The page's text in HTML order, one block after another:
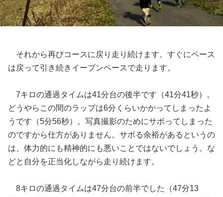
それから再びコースに戻り走り続けます。すぐにペース
は戻って引き続きイーブンペースで走ります。
7キロの通過タイムは41分台の後半です（41分41秒）。
どうやらこの間のラップは6分くらいかかってしまったよ
うです（5分56秒）。写真撮影のためにサボってしまった
のですから仕方がありません。サボる余裕があるというの
は、体力的にも精神的にも悪いことではないでしょう。な
どと自分を正当化しながら走り続けます。
8キロの通過タイムは47分台の前半でした（47分13